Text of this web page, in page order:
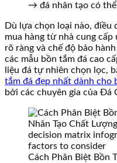
→ đá nhân tạo có
Dù lựa chọn loại nào, điều
mua hàng từ nhà cung
rõ ràng và chế độ bảo
các mẫu bồn tắm đá cao
liệu đá tự nhiên chọn lọc,
tắm đá đẹp nhất dành cho
bởi các chuyên gia của Đá
Cách Phân Biệt Bồn